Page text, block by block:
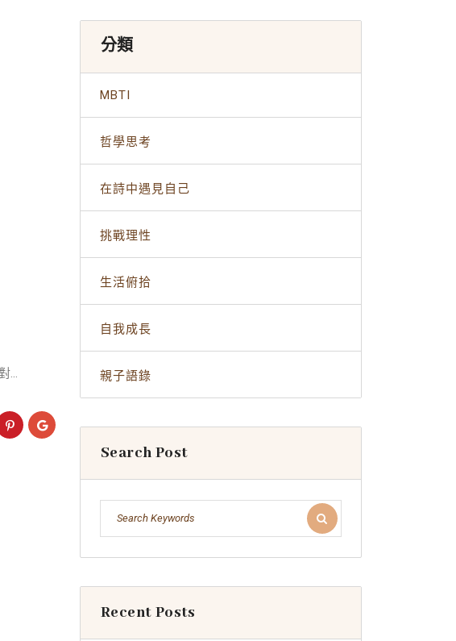
...
分類
MBTI
哲學思考
在詩中遇見自己
挑戰理性
生活俯拾
自我成長
親子語錄
Search Post
Recent Posts